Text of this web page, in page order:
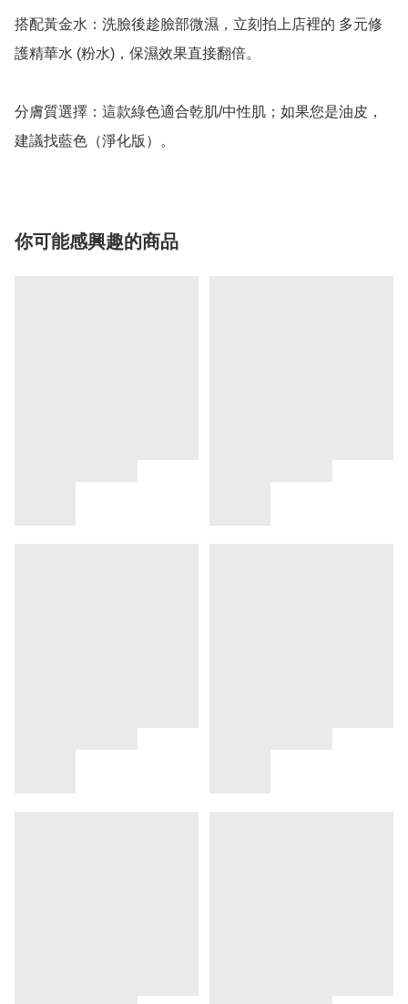
搭配黃金水：洗臉後趁臉部微濕，立刻拍上店裡的 多元修
護精華水 (粉水)，保濕效果直接翻倍。
分膚質選擇：這款綠色適合乾肌/中性肌；如果您是油皮，
建議找藍色（淨化版）。
你可能感興趣的商品